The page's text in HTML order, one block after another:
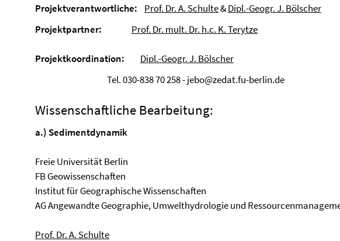
Projektverantwortliche:
Prof. Dr. A. Schulte&Dipl.-Geogr. J. Bölscher
Projektpartner:
Prof. Dr. mult. Dr. h.c. K. Terytze
Projektkoordination:
Dipl.-Geogr. J. Bölscher
Tel. 030-838 70 258 - jebo@zedat.fu-berlin.de
Wissenschaftliche Bearbeitung:
a.) Sedimentdynamik
Freie Universität Berlin
FB Geowissenschaften
Institut für Geographische Wissenschaften
AG Angewandte Geographie, Umwelthydrologie und
Prof. Dr. A. Schulte